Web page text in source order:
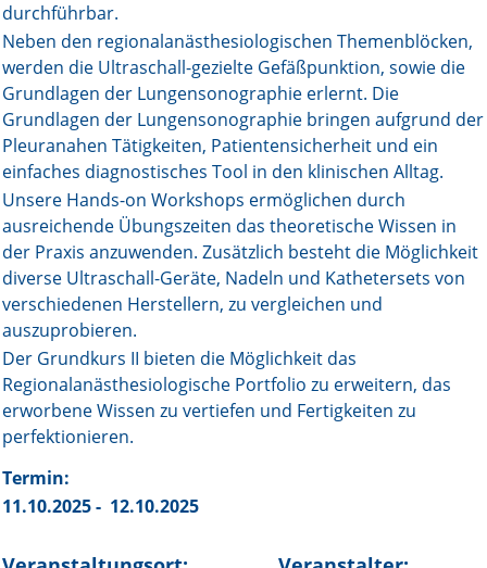
durchführbar.
Neben den regionalanästhesiologischen Themenblöcken,
werden die Ultraschall-gezielte Gefäßpunktion, sowie die
Grundlagen der Lungensonographie erlernt. Die
Grundlagen der Lungensonographie bringen aufgrund der
Pleuranahen Tätigkeiten, Patientensicherheit und ein
einfaches diagnostisches Tool in den klinischen Alltag.
Unsere Hands-on Workshops ermöglichen durch
ausreichende Übungszeiten das theoretische Wissen in
der Praxis anzuwenden. Zusätzlich besteht die Möglichkeit
diverse Ultraschall-Geräte, Nadeln und Kathetersets von
verschiedenen Herstellern, zu vergleichen und
auszuprobieren.
Der Grundkurs II bieten die Möglichkeit das
Regionalanästhesiologische Portfolio zu erweitern, das
erworbene Wissen zu vertiefen und Fertigkeiten zu
perfektionieren.
Termin:
11.10.2025 - 12.10.2025